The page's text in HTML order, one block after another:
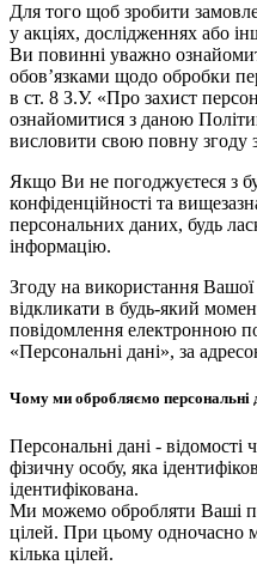
Для того щоб зробити
у акціях, дослідженнях або
Ви повинні уважно
обов’язками щодо обробки
в ст. 8 З.У. «Про захист
ознайомитися з даною
висловити свою повну згоду
Якщо Ви не погоджуєтеся з
конфіденційності та
персональних даних, будь
інформацію.
Згоду на використання
відкликати в будь-який
повідомлення електронною
«Персональні дані», за
Чому ми обробляємо персональні
Персональні дані - відомості
фізичну особу, яка
ідентифікована.
Ми можемо обробляти Ваші
цілей. При цьому одночасно
кілька цілей.